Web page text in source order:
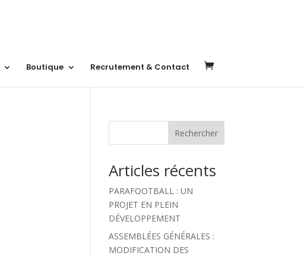
Boutique Recrutement & Contact
Rechercher
Articles récents
PARAFOOTBALL : UN
PROJET EN PLEIN
DÉVELOPPEMENT
ASSEMBLÉES GÉNÉRALES :
MODIFICATION DES